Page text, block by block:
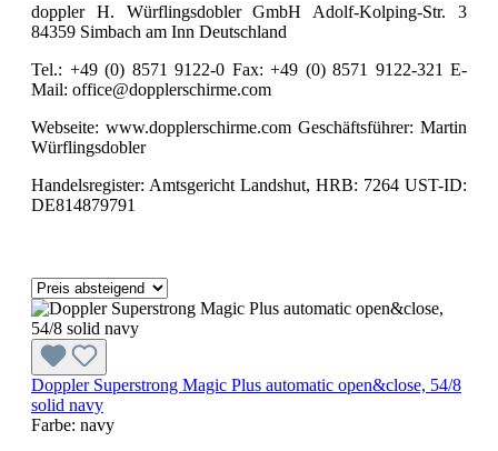
doppler H. Würflingsdobler GmbH Adolf-Kolping-Str. 3
84359 Simbach am Inn Deutschland
Tel.: +49 (0) 8571 9122-0 Fax: +49 (0) 8571 9122-321 E-
Mail: office@dopplerschirme.com
Webseite: www.dopplerschirme.com Geschäftsführer: Martin
Würflingsdobler
Handelsregister: Amtsgericht Landshut, HRB: 7264 UST-ID:
DE814879791
Doppler Superstrong Magic Plus automatic open&close, 54/8
solid navy
Farbe: navy